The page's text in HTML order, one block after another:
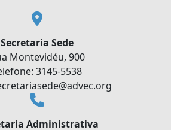
Secretaria Sede
Montevidéu, 900
3145-5538
Administrativa